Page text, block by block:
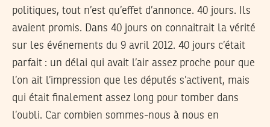
politiques, tout n’est qu’effet d’annonce. 40 jours. Ils
avaient promis. Dans 40 jours on connaitrait la vérité
sur les événements du 9 avril 2012. 40 jours c’était
parfait : un délai qui avait l’air assez proche pour que
l’on ait l’impression que les députés s’activent, mais
qui était finalement assez long pour tomber dans
l’oubli. Car combien sommes-nous à nous en